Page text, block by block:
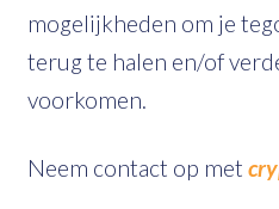
mogelijkheden om je
terug te halen en/of
voorkomen.
Neem contact op met